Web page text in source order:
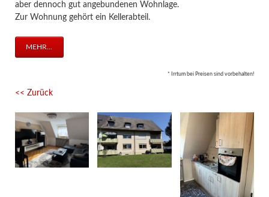
aber dennoch gut angebundenen Wohnlage.
Zur Wohnung gehört ein Kellerabteil.
MEHR...
* Irrtum bei Preisen sind vorbehalten!
<< Zurück